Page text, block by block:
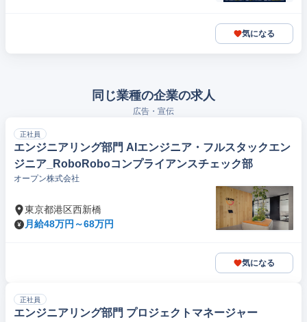
気になる
同じ業種の企業の求人
広告・宣伝
正社員
エンジニアリング部門 AIエンジニア・フルスタックエン
ジニア_RoboRoboコンプライアンスチェック部
オープン株式会社
東京都港区西新橋
月給48万円～68万円
気になる
正社員
エンジニアリング部門 プロジェクトマネージャー